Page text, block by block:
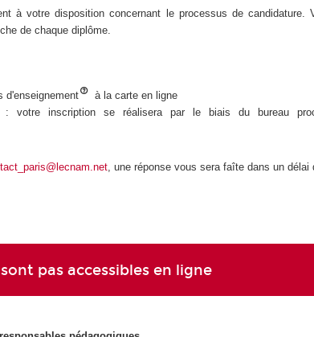
à votre disposition concernant le processus de candidature.
de chaque diplôme.
à la carte en ligne
: votre inscription se réalisera par le biais du bureau
, une réponse vous sera faîte dans un délai
pas accessibles en ligne